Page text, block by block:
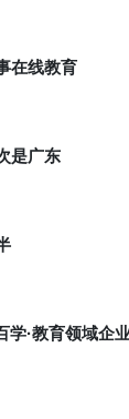
在线教育
是广东
学·教育领域企